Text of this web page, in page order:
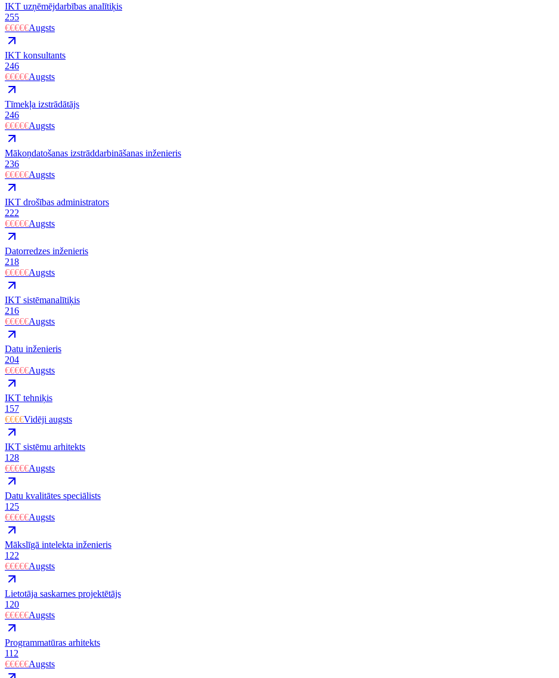
IKT uzņēmējdarbības analītiķis
255
€€€€€Augsts
IKT konsultants
246
€€€€€Augsts
Tīmekļa izstrādātājs
246
€€€€€Augsts
Mākoņdatošanas izstrāddarbināšanas inženieris
236
€€€€€Augsts
IKT drošības administrators
222
€€€€€Augsts
Datorredzes inženieris
218
€€€€€Augsts
IKT sistēmanalītiķis
216
€€€€€Augsts
Datu inženieris
204
€€€€€Augsts
IKT tehniķis
157
€€€€Vidēji augsts
IKT sistēmu arhitekts
128
€€€€€Augsts
Datu kvalitātes speciālists
125
€€€€€Augsts
Mākslīgā intelekta inženieris
122
€€€€€Augsts
Lietotāja saskarnes projektētājs
120
€€€€€Augsts
Programmatūras arhitekts
112
€€€€€Augsts